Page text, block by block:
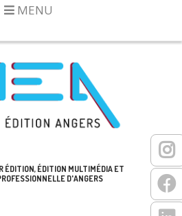
MENU
ÉDITION, ÉDITION MULTIMÉDIA ET
D'ANGERS